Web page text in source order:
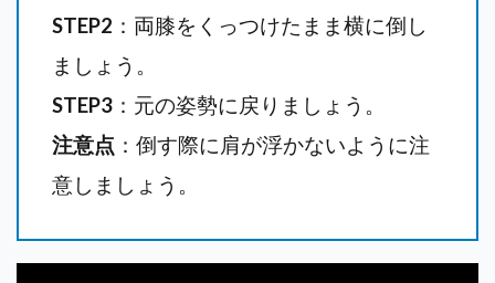
STEP2 ：両膝をくっつけたまま横に倒し
ましょう。
STEP3 ：元の姿勢に戻りましょう。
注意点 ：倒す際に肩が浮かないように注
意しましょう。